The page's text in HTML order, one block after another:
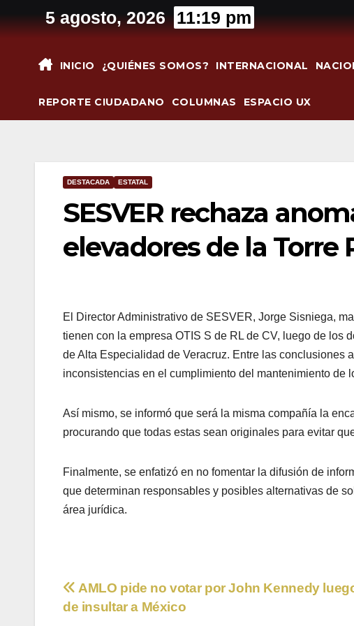
al
5 agosto, 2026 11:19 pm
INICIO ¿QUIÉNES SOMOS? INTERNACIONAL
REPORTE CIUDADANO COLUMNAS ESPACIO UX
DESTACADA ESTATAL
SESVER rechaza
elevadores de la Torre
El Director Administrativo de SESVER, Jorge Sisniega,
tienen con la empresa OTIS S de RL de CV, luego de los
de Alta Especialidad de Veracruz. Entre las conclusiones
inconsistencias en el cumplimiento del mantenimiento de
Así mismo, se informó que será la misma compañía la
procurando que todas estas sean originales para evitar
Finalmente, se enfatizó en no fomentar la difusión de
que determinan responsables y posibles alternativas de
área jurídica.
Navegación
AMLO pide no votar por John Kennedy
de insultar a México